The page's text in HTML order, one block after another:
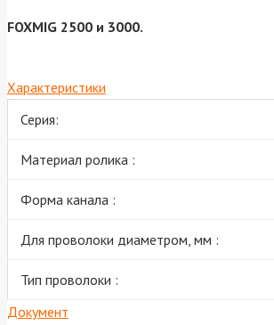
FOXMIG 2500 и 3000.
Характеристики
Серия:
Материал ролика :
Форма канала :
Для проволоки диаметром, мм :
Тип проволоки :
Документ